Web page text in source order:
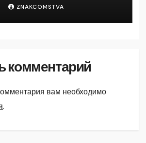
ZNAKCOMSTVA_
комментарий
вам необходимо
.